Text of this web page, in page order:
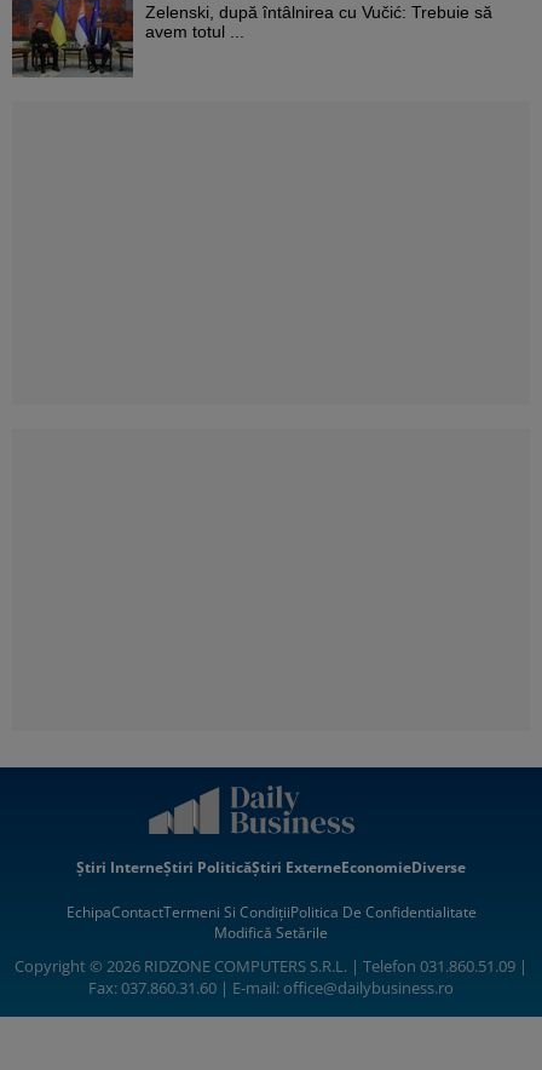
Zelenski, după întâlnirea cu Vučić: Trebuie să
avem totul ...
Știri InterneȘtiri PoliticăȘtiri ExterneEconomieDiverse
EchipaContactTermeni Si CondițiiPolitica De Confidentialitate
Modifică Setările
Copyright © 2026 RIDZONE COMPUTERS S.R.L. | Telefon 031.860.51.09 |
Fax: 037.860.31.60 | E-mail:office@dailybusiness.ro